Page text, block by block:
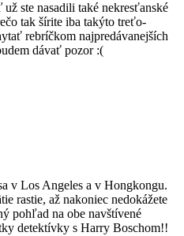
ste nasadili také nekresťanské
tak šírite iba takýto treťo-
rebríčkom najpredávanejších
dávať pozor :(
v Los Angeles a v Hongkongu.
rastie, až nakoniec nedokážete
pohľad na obe navštívené
detektívky s Harry Boschom!!